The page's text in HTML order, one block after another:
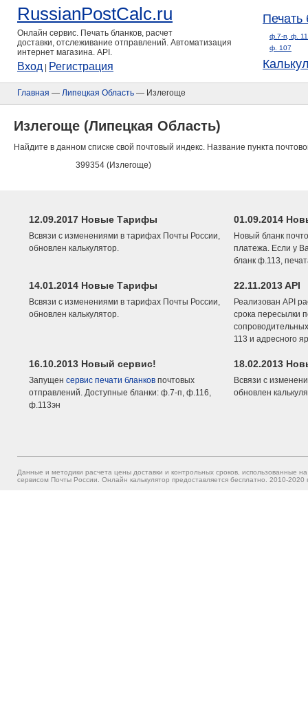
RussianPostCalc.ru
Онлайн сервис. Печать бланков, расчет
доставки, отслеживание отправлений. Автоматизация
интернет магазина. API.
Вход Регистрация
Печать
ф.7-п, ф.
ф. 107
Главная — Липецкая Область — Излегоще
Излегоще (Липецкая Область)
Найдите в данном списке свой почтовый индекс. Название пункта
399354 (Излегоще)
12.09.2017 Новые Тарифы
Всвязи с изменениями в тарифах Почты России,
обновлен калькулятор.
01.09.2014
Новый бланк
платежа. Если у
бланк ф.113,
14.01.2014 Новые Тарифы
Всвязи с изменениями в тарифах Почты России,
обновлен калькулятор.
22.11.2013 API
Реализован API
срока пересылки
113 и адресного
16.10.2013 Новый сервис!
Запущен сервис печати бланков почтовых
отправлений. Доступные бланки: ф.7-п, ф.116,
ф.113эн
18.02.2013
Всвязи с
обновлен
Данные и методики расчета цены доставки и контрольных сроков, использованные
сервисом Почты России. Онлайн калькулятор предоставляется бесплатно. 2010-2020